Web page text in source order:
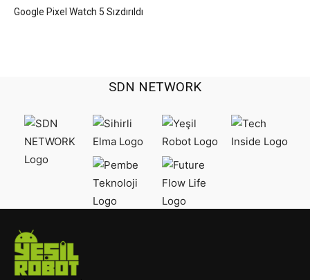
Google Pixel Watch 5 Sızdırıldı
SDN NETWORK